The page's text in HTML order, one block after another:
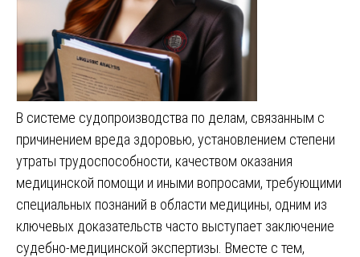
В системе судопроизводства по делам, связанным с
причинением вреда здоровью, установлением степени
утраты трудоспособности, качеством оказания
медицинской помощи и иными вопросами, требующими
специальных познаний в области медицины, одним из
ключевых доказательств часто выступает заключение
судебно-медицинской экспертизы. Вместе с тем,